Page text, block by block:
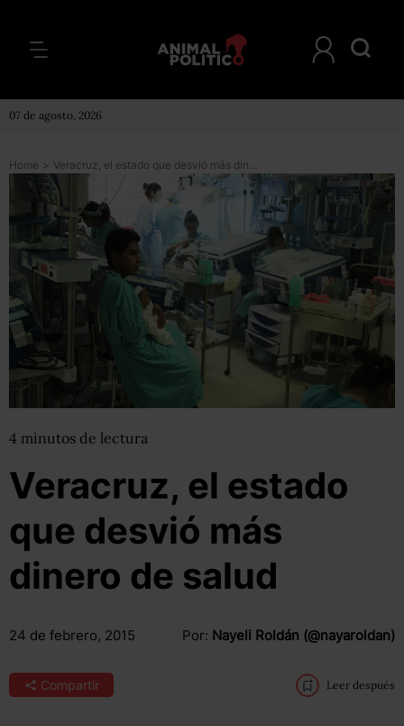
07 de agosto, 2026
Home > Veracruz, el estado que desvió más dinero de salud
4 minutos de lectura
Veracruz, el estado
que desvió más
dinero de salud
24 de febrero, 2015 Por: Nayeli Roldán (@nayaroldan)
Compartir Leer después